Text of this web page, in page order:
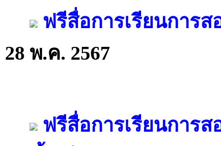
ฟรีสื่อการเรียนการ
28 พ.ค. 2567
ฟรีสื่อการเรียนการ